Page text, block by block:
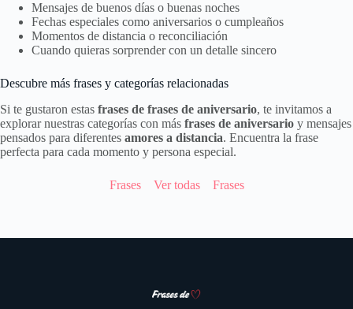
Mensajes de buenos días o buenas noches
Fechas especiales como aniversarios o cumpleaños
Momentos de distancia o reconciliación
Cuando quieras sorprender con un detalle sincero
Descubre más frases y categorías relacionadas
Si te gustaron estas frases de frases de aniversario, te invitamos a
explorar nuestras categorías con más frases de aniversario y mensajes
pensados para diferentes amores a distancia. Encuentra la frase
perfecta para cada momento y persona especial.
Frases Ver todas Frases